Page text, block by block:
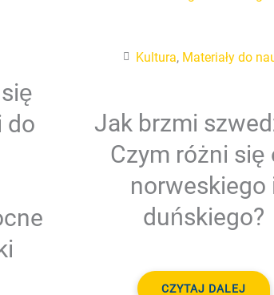
do
Kultura, Materiały do
Jak brzmi
Czym różni się
norweskiego
duńskiego?
CZYTAJ DALEJ